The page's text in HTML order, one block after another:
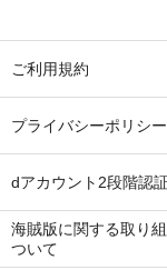
ご利用規約
プライバシーポリシー
dアカウント2段階認
海賊版に関する取り
ついて